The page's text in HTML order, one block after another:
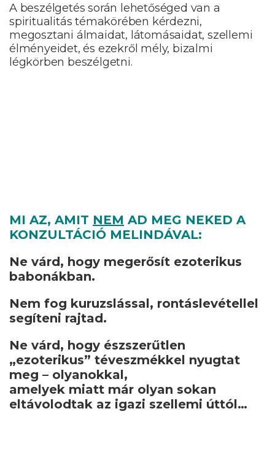
A beszélgetés során lehetőséged van a
spiritualitás témakörében kérdezni,
megosztani álmaidat, látomásaidat, szellemi
élményeidet, és ezekről mély, bizalmi
légkörben beszélgetni.
MI AZ, AMIT NEM AD MEG NEKED A
KONZULTÁCIÓ MELINDÁVAL:
Ne várd, hogy megerősít ezoterikus
babonákban.
Nem fog kuruzslással, rontáslevétellel
segíteni rajtad.
Ne várd, hogy észszerűtlen
„ezoterikus” téveszmékkel nyugtat
meg – olyanokkal,
amelyek miatt már olyan sokan
eltávolodtak az igazi szellemi úttól…